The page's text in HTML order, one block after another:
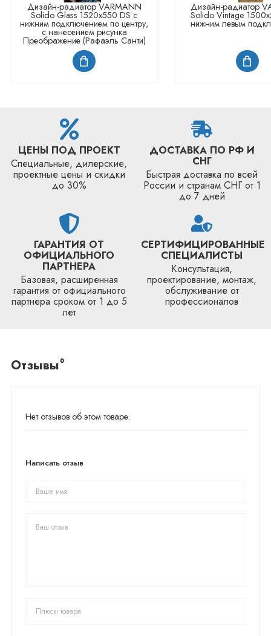
Дизайн-радиатор VARMANN
Solido Glass 1520x550 DS с
нижним подключением по центру,
с нанесением рисунка
Преображение (Рафаэль Санти)
Дизайн-радиатор
Solido Vintage
нижним левым
ЦЕНЫ ПОД ПРОЕКТ
Специальные, дилерские,
проектные цены и скидки
до 30%
ДОСТАВКА ПО РФ И
СНГ
Быстрая доставка по всей
России и странам СНГ от 1
до 7 дней
ГАРАНТИЯ ОТ
ОФИЦИАЛЬНОГО
ПАРТНЕРА
Базовая, расширенная
гарантия от официального
партнера сроком от 1 до 5
лет
СЕРТИФИЦИРОВАННЫЕ
СПЕЦИАЛИСТЫ
Консультация,
проектирование, монтаж,
обслуживание от
профессионалов
Отзывы 0
Нет отзывов об этом товаре.
Написать отзыв